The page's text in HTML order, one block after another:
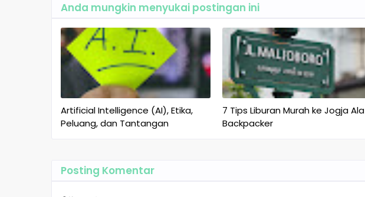
Anda mungkin menyukai postingan ini
Artificial Intelligence (AI), Etika,
Peluang, dan Tantangan
7 Tips Liburan Murah ke Jogja Ala
Backpacker
Posting Komentar